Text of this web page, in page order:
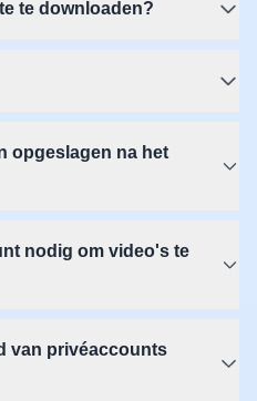
te downloaden?
opgeslagen na het
nodig om video's te
van privéaccounts